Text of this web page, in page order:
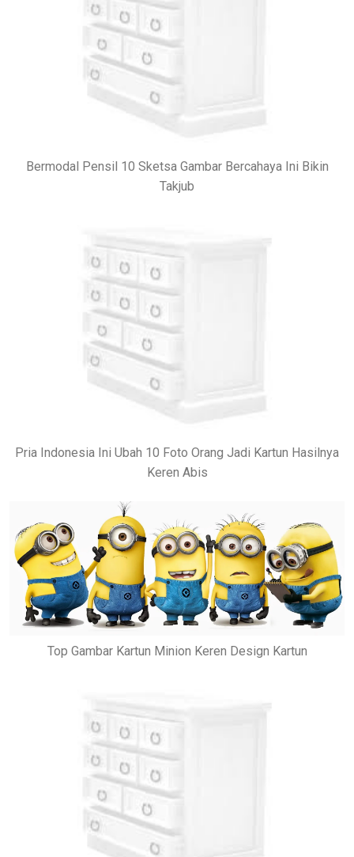
Bermodal Pensil 10 Sketsa Gambar Bercahaya Ini Bikin
Takjub
Pria Indonesia Ini Ubah 10 Foto Orang Jadi Kartun Hasilnya
Keren Abis
Top Gambar Kartun Minion Keren Design Kartun